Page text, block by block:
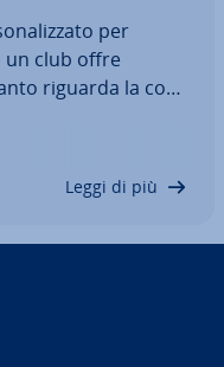
per
un club offre
riguarda la co­
e-mail
Leggi di più